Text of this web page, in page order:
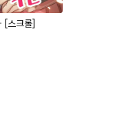
[스크롤]